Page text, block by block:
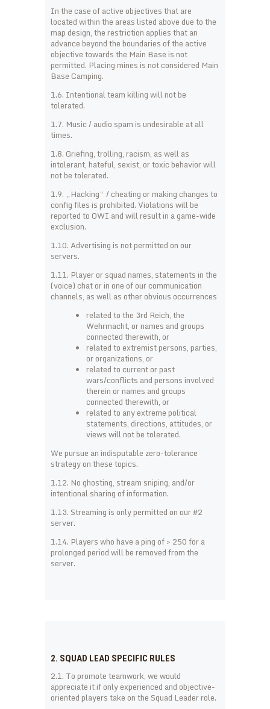
In the case of active objectives that are
located within the areas listed above due to the
map design, the restriction applies that an
advance beyond the boundaries of the active
objective towards the Main Base is not
permitted. Placing mines is not considered Main
Base Camping.
1.6. Intentional team killing will not be
tolerated.
1.7. Music / audio spam is undesirable at all
times.
1.8. Griefing, trolling, racism, as well as
intolerant, hateful, sexist, or toxic behavior will
not be tolerated.
1.9. „Hacking“ / cheating or making changes to
config files is prohibited. Violations will be
reported to OWI and will result in a game-wide
exclusion.
1.10. Advertising is not permitted on our
servers.
1.11. Player or squad names, statements in the
(voice) chat or in one of our communication
channels, as well as other obvious occurrences
related to the 3rd Reich, the
Wehrmacht, or names and groups
connected therewith, or
related to extremist persons, parties,
or organizations, or
related to current or past
wars/conflicts and persons involved
therein or names and groups
connected therewith, or
related to any extreme political
statements, directions, attitudes, or
views will not be tolerated.
We pursue an indisputable zero-tolerance
strategy on these topics.
1.12. No ghosting, stream sniping, and/or
intentional sharing of information.
1.13. Streaming is only permitted on our #2
server.
1.14. Players who have a ping of > 250 for a
prolonged period will be removed from the
server.
2. SQUAD LEAD SPECIFIC RULES
2.1. To promote teamwork, we would
appreciate it if only experienced and objective-
oriented players take on the Squad Leader role.